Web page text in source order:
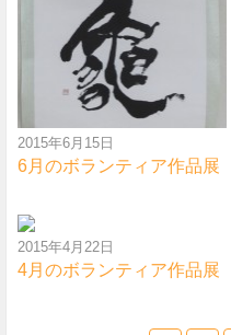
2015年6月15日
6月のボランティア作品展
2015年4月22日
4月のボランティア作品展